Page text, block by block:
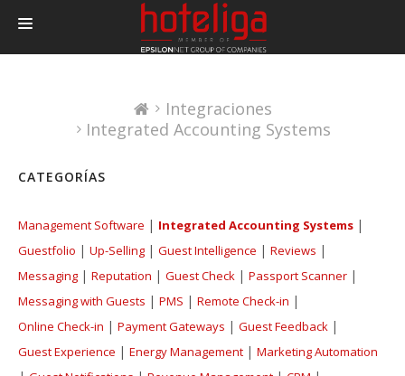
INTEGRACIONES
BLOG
LOGIN
Integraciones
Integrated Accounting Systems
CATEGORÍAS
Management Software | Integrated Accounting Systems |
Guestfolio | Up-Selling | Guest Intelligence | Reviews |
Messaging | Reputation | Guest Check | Passport Scanner |
Messaging with Guests | PMS | Remote Check-in |
Online Check-in | Payment Gateways | Guest Feedback |
Guest Experience | Energy Management | Marketing Automation